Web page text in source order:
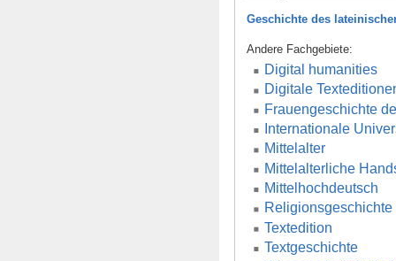
Geschichte des
Andere Fachgebiete:
Digital humanities
Digitale
Frauengeschichte
Internationale
Mittelalter
Mittelalterliche
Mittelhochdeutsch
Religionsgeschichte
Textedition
Textgeschichte